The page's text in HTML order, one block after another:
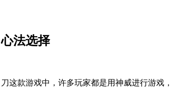
法选择
这款游戏中，许多玩家都是用神威进行游戏